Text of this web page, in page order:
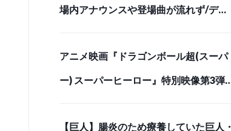
場内アナウンスや登場曲が流れず/デイ
アニメ映画『ドラゴンボール超(スーパ
ー) スーパーヒーロー』特別映像第3弾
イムズ
【巨人】腸炎のため療養していた巨人・